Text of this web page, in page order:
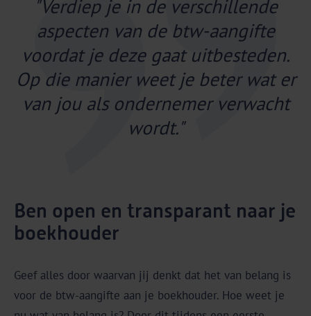
"Verdiep je in de verschillende
aspecten van de btw-aangifte
voordat je deze gaat uitbesteden.
Op die manier weet je beter wat er
van jou als ondernemer verwacht
wordt."
Ben open en transparant naar je
boekhouder
Geef alles door waarvan jij denkt dat het van belang is
voor de btw-aangifte aan je boekhouder. Hoe weet je